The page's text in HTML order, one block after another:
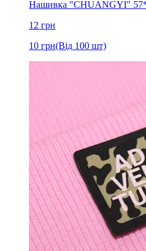
Нашивка "CHUANGYI"
12 грн
10 грн(Від 100 шт)